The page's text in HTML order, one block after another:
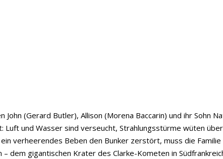
(Gerard Butler), Allison (Morena Baccarin) und ihr Sohn
Luft und Wasser sind verseucht, Strahlungsstürme wüten
verheerendes Beben den Bunker zerstört, muss die
dem gigantischen Krater des Clarke-Kometen in